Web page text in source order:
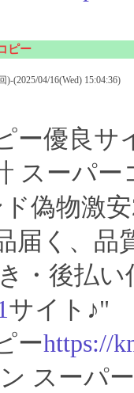
ピー
)-(2025/04/16(Wed) 15:04:36)
ー優良サ
スーパ
偽物激
届く、品
・後払
サイト♪"
ーhttps://
スーパ